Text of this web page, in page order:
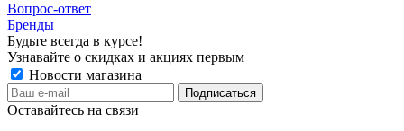
Вопрос-ответ
Бренды
Будьте всегда в курсе!
Узнавайте о скидках и акциях первым
Новости магазина
Оставайтесь на связи